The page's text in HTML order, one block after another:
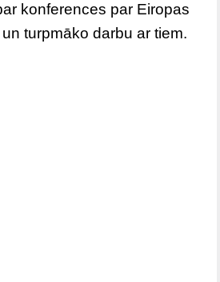
konferences par Eiropas
turpmāko darbu ar tiem.